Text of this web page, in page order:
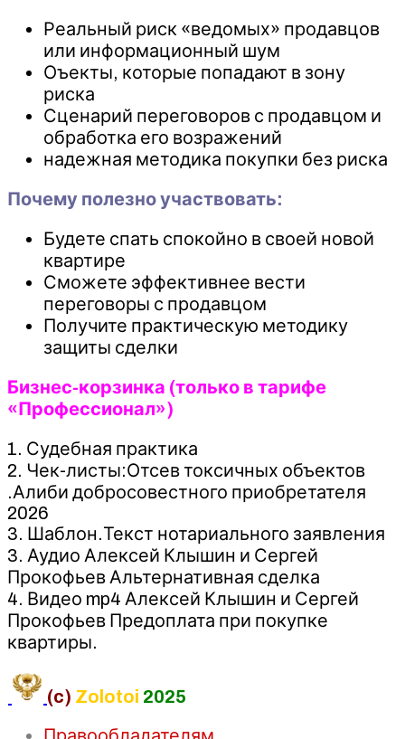
Реальный риск «ведомых» продавцов
или информационный шум
Оъекты, которые попадают в зону
риска
Сценарий переговоров с продавцом и
обработка его возражений
надежная методика покупки без риска
Почему полезно участвовать:
Будете спать спокойно в своей новой
квартире
Сможете эффективнее вести
переговоры с продавцом
Получите практическую методику
защиты сделки
Бизнес-корзинка (только в тарифе
«Профессионал»)
1. Судебная практика
2. Чек-листы:Отсев токсичных объектов
.Алиби добросовестного приобретателя
2026
3. Шаблон.Текст нотариального заявления
3. Аудио Алексей Клышин и Сергей
Прокофьев Альтернативная сделка
4. Видео mp4 Алексей Клышин и Сергей
Прокофьев Предоплата при покупке
квартиры.
(c) Zolotoi 2025